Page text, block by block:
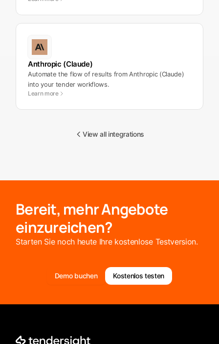
Anthropic (Claude)
Automate the flow of results from Anthropic (Claude)
into your tender workflows.
Learn more
View all integrations
Bereit, mehr Angebote
einzureichen?
Starten Sie noch heute Ihre kostenlose Testversion.
Demo buchen Kostenlos testen